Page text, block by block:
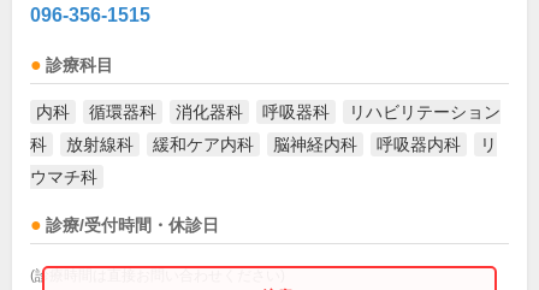
096-356-1515
診療科目
内科 循環器科 消化器科 呼吸器科
リハビリテーション
科
放射線科 緩和ケア内科 脳神経内科 呼吸器内科
リ
ウマチ科
診療/受付時間・休診日
(診療時間は直接お問い合わせください)